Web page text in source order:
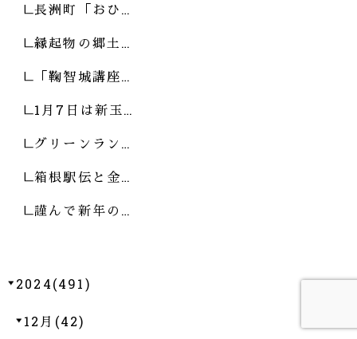
長洲町「おひ…
縁起物の郷土…
「鞠智城講座…
1月7日は新玉…
グリーンラン…
箱根駅伝と金…
謹んで新年の…
2024(491)
12月(42)